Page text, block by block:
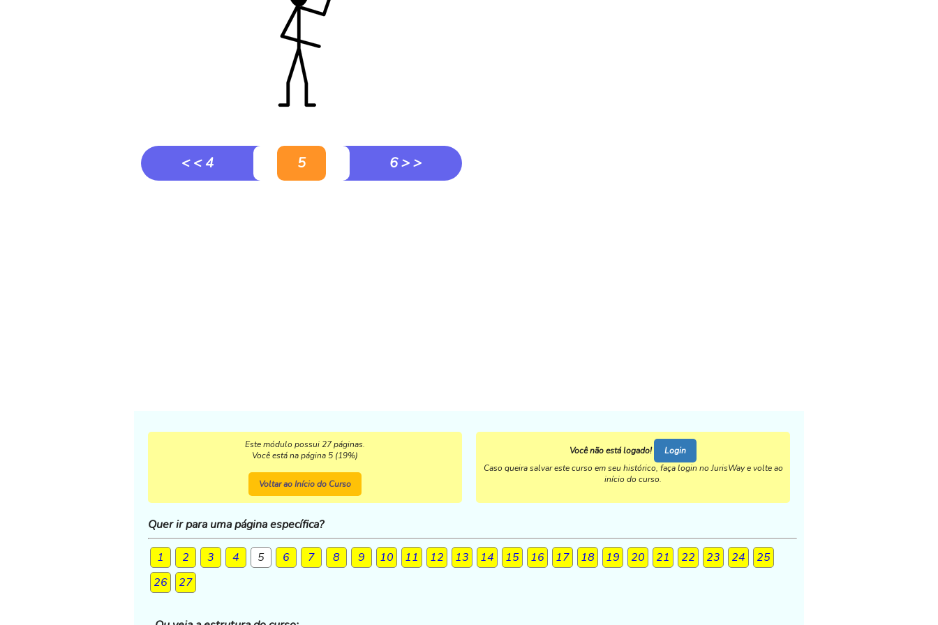
< < 4 5 6 > >
Este módulo possui 27 páginas.
Você está na página 5 (19%)
Voltar ao Início do Curso
Você não está logado!
Login
Caso queira salvar este curso em seu histórico, faça login no JurisWay e volte ao
início do curso.
Quer ir para uma página específica?
1 2 3 4 5 6 7 8 9 10 11 12 13 14 15 16 17 18 19 20 21 22 23 24
25
26
27